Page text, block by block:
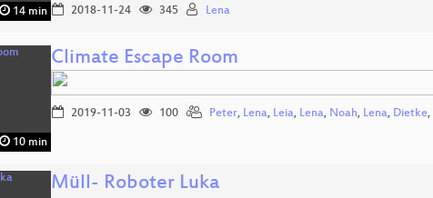
14 min 2018-11-24 345 Lena
10 min
Climate Escape Room
2019-11-03 100 Peter, Lena, Leia, Lena, Noah, Lena, Dietke,
Müll- Roboter Luka